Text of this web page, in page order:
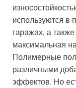
используются
гаражах, а
максимальная
Полимерные
различными
эффектов. Но